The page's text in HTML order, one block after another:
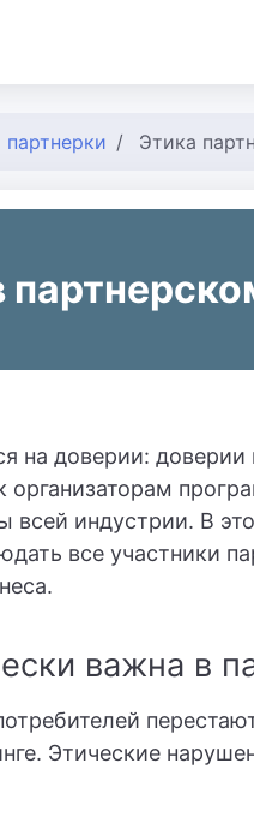
Этика
на доверии:
организаторам
всей индустрии. В
все участники
важна в
Этические